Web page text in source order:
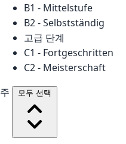
B1 - Mittelstufe
B2 - Selbstständig
고급 단계
C1 - Fortgeschritten
C2 - Meisterschaft
주
모두 선택